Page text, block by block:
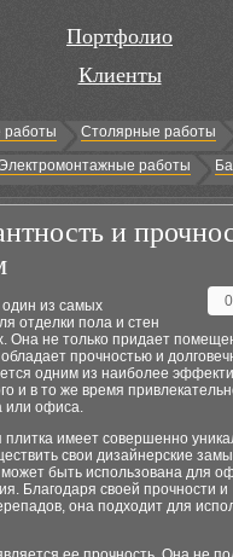
Портфолио
Клиенты
работы Столярные работы
Электромонтажные работы
и
один из самых
отделки пола и стен
Она не только придает
прочностью и
одним из наиболее
и в то же время
или офиса.
плитка имеет совершенно
свои дизайнерские
быть использована для
Благодаря своей прочности и
она подходит для